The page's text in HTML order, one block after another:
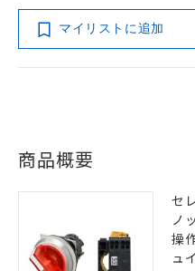
マイリストに追加
商品概要
セ
ノ
操
ュ